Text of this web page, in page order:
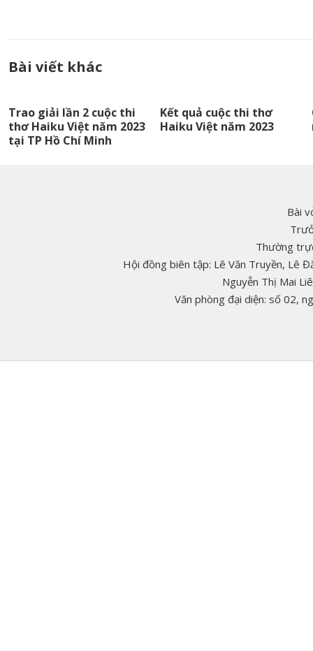
Bài viết khác
Trao giải lần 2 cuộc thi
thơ Haiku Việt năm 2023
tại TP Hồ Chí Minh
Kết quả cuộc thi thơ
Haiku Việt năm 2023
Bài
Thường
Hội đồng biên tập: Lê Văn Truyền, Lê
Nguyễn Thị Mai
Văn phòng đại diện: số 02,